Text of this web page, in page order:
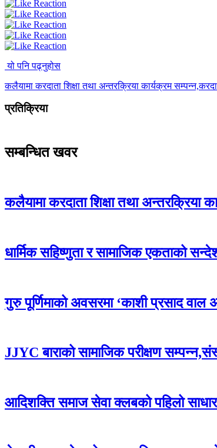
यो पनि पढ्नुहोस
कलैयामा करदाता शिक्षा तथा अन्तरक्रिया कार्यक्रम
प्रतिक्रिया
सम्बन्धित खवर
कलैयामा करदाता शिक्षा तथा अन्तरक्रिया
धार्मिक सहिष्णुता र सामाजिक एकताको सन्देश
गुरु पूर्णिमाको अवसरमा ‘काशी प्रसाद वाल
JJYC बाराको सामाजिक परीक्षण
आदिशक्ति समाज सेवा क्लबको पहिलो